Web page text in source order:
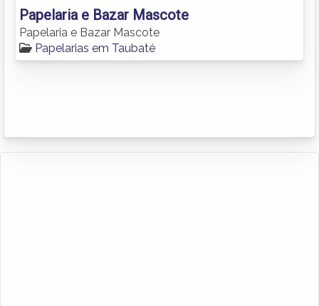
Papelaria e Bazar Mascote
Papelaria e Bazar Mascote
Papelarias em Taubaté